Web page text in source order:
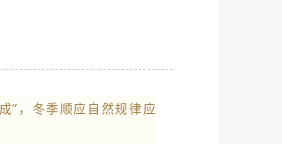
”，冬季顺应自然规律应